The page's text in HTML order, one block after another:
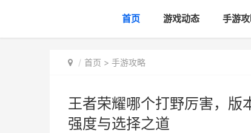
首页 游戏动态 手游
首页 > 手游攻略
王者荣耀哪个打野厉害，版
强度与选择之道